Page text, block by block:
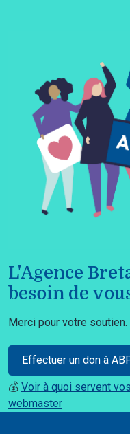
L'Agence
besoin de
Merci pour votre soutien.
Effectuer un don à
💰 Voir à quoi servent
webmaster